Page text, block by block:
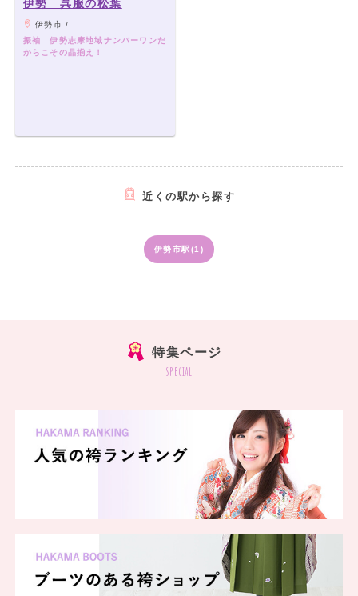
伊勢 呉服の松葉
伊勢市 /
振袖 伊勢志摩地域ナンバーワンだ
からこその品揃え！
近くの駅から探す
伊勢市駅(1)
特集ページ
special